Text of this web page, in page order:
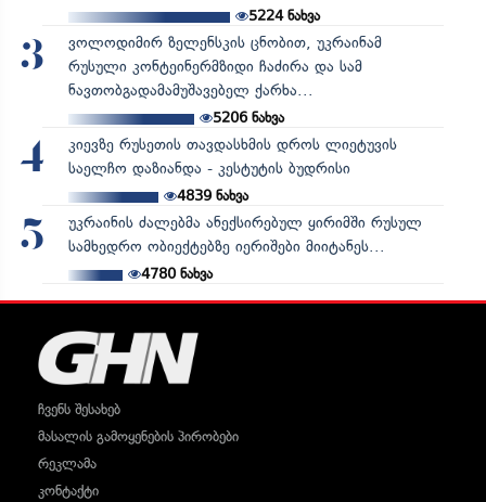
5224ნახვა
3
ვოლოდიმირ ზელენსკის ცნობით, უკრაინამ
რუსული კონტეინერმზიდი ჩაძირა და სამ
ნავთობგადამამუშავებელ ქარხა...
5206ნახვა
4
კიევზე რუსეთის თავდასხმის დროს ლიეტუვის
საელჩო დაზიანდა - კესტუტის ბუდრისი
4839ნახვა
5
უკრაინის ძალებმა ანექსირებულ ყირიმში რუსულ
სამხედრო ობიექტებზე იერიშები მიიტანეს...
4780ნახვა
ჩვენს შესახებ
მასალის გამოყენების პირობები
რეკლამა
კონტაქტი